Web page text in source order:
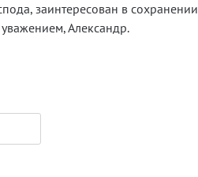
заинтересован в сохранении
Александр.